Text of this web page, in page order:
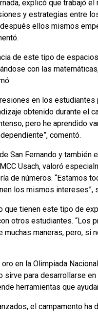
explicó que trabajó
y estrategias entre
ellos mismos
de este tipo de
con las
en los
obtenido durante el
pero he aprendido
comentó.
San Fernando y
Usach, valoró
de números. “Estamos
los mismos intereses”,
que tienen este tipo de
otros estudiantes. “Los
maneras, pero, si
en la Olimpiada
sirve para desarrollarse
herramientas que
el campamento ha